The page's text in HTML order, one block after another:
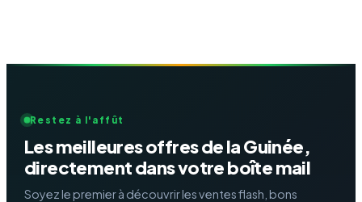
Restez à l'affût
Les meilleures offres de la Guinée,
directement dans votre boîte mail
Soyez le premier à découvrir les ventes flash, bons